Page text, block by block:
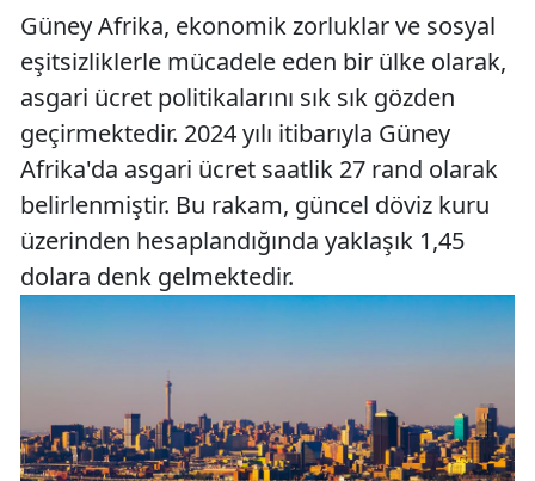
Güney Afrika, ekonomik zorluklar ve sosyal
eşitsizliklerle mücadele eden bir ülke olarak,
asgari ücret politikalarını sık sık gözden
geçirmektedir. 2024 yılı itibarıyla Güney
Afrika'da asgari ücret saatlik 27 rand olarak
belirlenmiştir. Bu rakam, güncel döviz kuru
üzerinden hesaplandığında yaklaşık 1,45
dolara denk gelmektedir.